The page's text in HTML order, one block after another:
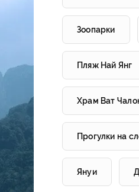
Зоопарки
Пляж Най Янг
Храм Ват
Прогулки на
Януи